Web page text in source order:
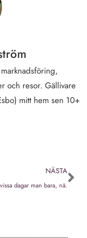
och resor. Gällivare
mitt hem sen 10+
NÄSTA
dagar man bara, nä.